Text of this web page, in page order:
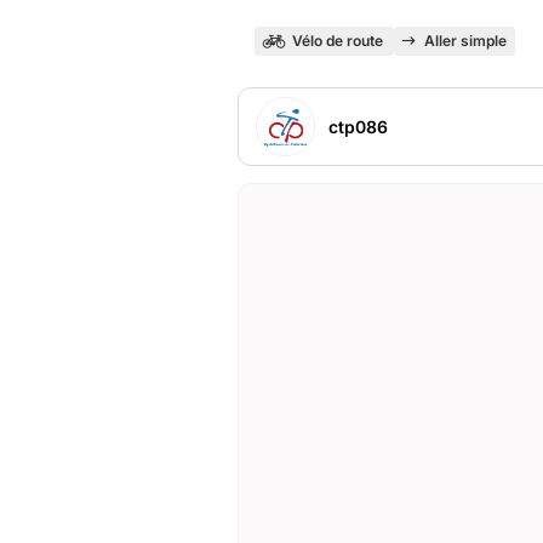
Vélo de route Aller simple
ctp086